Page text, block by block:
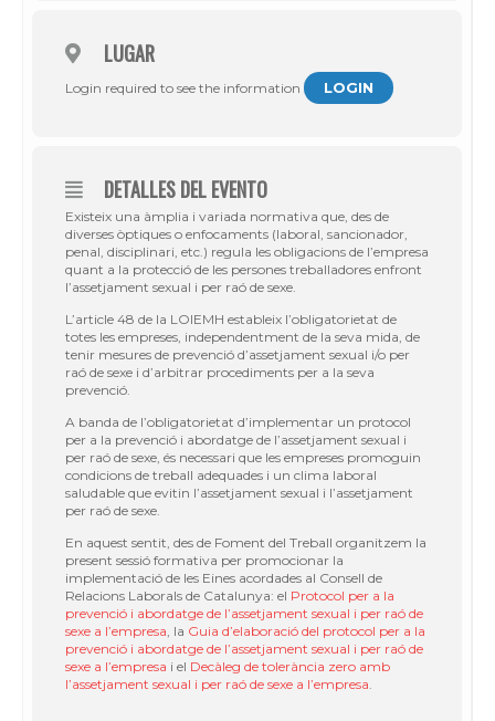
LUGAR
Login required to see the information LOGIN
DETALLES DEL EVENTO
Existeix una àmplia i variada normativa que, des de
diverses òptiques o enfocaments (laboral, sancionador,
penal, disciplinari, etc.) regula les obligacions de l’empresa
quant a la protecció de les persones treballadores enfront
l’assetjament sexual i per raó de sexe.
L’article 48 de la LOIEMH estableix l’obligatorietat de
totes les empreses, independentment de la seva mida, de
tenir mesures de prevenció d’assetjament sexual i/o per
raó de sexe i d’arbitrar procediments per a la seva
prevenció.
A banda de l’obligatorietat d’implementar un protocol
per a la prevenció i abordatge de l’assetjament sexual i
per raó de sexe, és necessari que les empreses promoguin
condicions de treball adequades i un clima laboral
saludable que evitin l’assetjament sexual i l’assetjament
per raó de sexe.
En aquest sentit, des de Foment del Treball organitzem la
present sessió formativa per promocionar la
implementació de les Eines acordades al Consell de
Relacions Laborals de Catalunya: el Protocol per a la
prevenció i abordatge de l’assetjament sexual i per raó de
sexe a l’empresa , la Guia d’elaboració del protocol per a la
prevenció i abordatge de l’assetjament sexual i per raó de
sexe a l’empresa i el Decàleg de tolerància zero amb
l’assetjament sexual i per raó de sexe a l’empresa